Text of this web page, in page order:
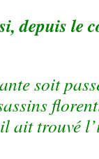
depuis le
soit
ait trouvé